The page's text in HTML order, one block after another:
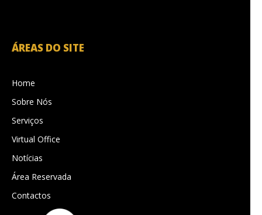
ÁREAS DO SITE
Home
Sobre Nós
Serviços
Virtual Office
Notícias
Área Reservada
Contactos